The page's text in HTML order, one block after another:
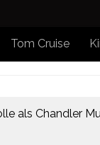
Tom Cruise
als Chandler